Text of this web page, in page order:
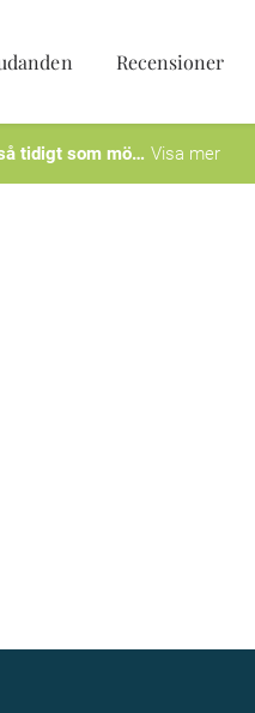
Recensioner
tidigt som mö Visa mer